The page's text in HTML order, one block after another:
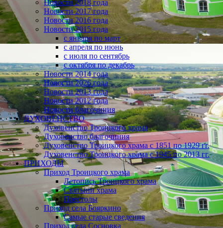
Новости 2018 года
Новости 2017 года
Новости 2016 года
Новости 2015 года
с января по март
с апреля по июнь
с июля по сентябрь
с октября по декабрь
Новости 2014 года
Новости 2026 года
Новости 2013 года
Новости 2012 года
Новости благочиния
ДУХОВЕНСТВО
Духовенство Троицкого храма
Духовенство благочиния
Духовенство Троицкого храма с 1851 по 1929 гг.
Духовенство Троицкого храма с 1945 по 2013 гг.
ПРИХОДЫ
Приход Троицкого храма
Летопись Троицкого храма
Святыни храма
Престолы
Приход села Бояркино
Самые старые сведения
Приход села Сосновка